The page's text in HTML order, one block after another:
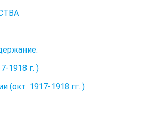
1918 г. )
(окт. 1917-1918 гг. )